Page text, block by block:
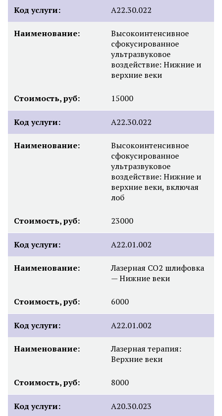
Код услуги: А22.30.022
Наименование:
Высокоинтенсивное
сфокусированное
ультразвуковое
воздействие: Нижние и
верхние веки
Стоимость, руб: 15000
Код услуги: А22.30.022
Наименование:
Высокоинтенсивное
сфокусированное
ультразвуковое
воздействие: Нижние и
верхние веки, включая
лоб
Стоимость, руб: 23000
Код услуги: А22.01.002
Наименование:
Лазерная СО2 шлифовка
— Нижние веки
Стоимость, руб: 6000
Код услуги: А22.01.002
Наименование:
Лазерная терапия:
Верхние веки
Стоимость, руб: 8000
Код услуги: A20.30.023